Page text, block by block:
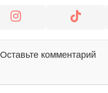
Оставьте комментарий